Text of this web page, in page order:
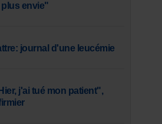
envie"
journal d'une leucémie
j'ai tué mon patient",